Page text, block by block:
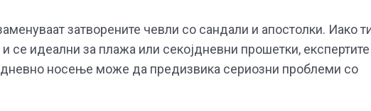
затворените чевли со сандали и апостолки. Иако
се идеални за плажа или секојдневни прошетки, експертите
носење може да предизвика сериозни проблеми со